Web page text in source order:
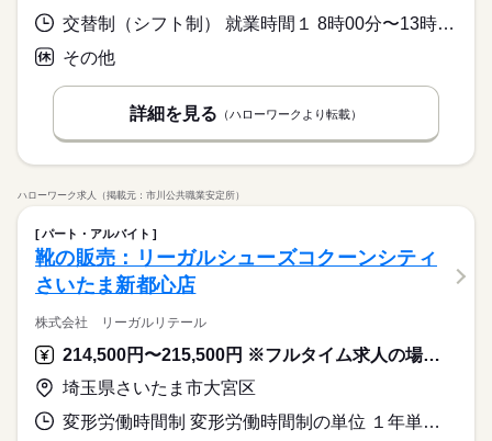
交替制（シフト制） 就業時間１ 8時00分〜13時00分 就業時間２ 13時00分〜17時00分 就業時間３ 17時00分〜22時00分 又は 8時00分〜22時00分の時間の間の4時間以上 就業時間に関する特記事項 就業日数・曜日・時間
その他
詳細を見る （ハローワークより転載）
ハローワーク求人（掲載元：市川公共職業安定所）
パート・アルバイト
靴の販売：リーガルシューズコクーンシティ
さいたま新都心店
株式会社 リーガルリテール
214,500円〜215,500円 ※フルタイム求人の場合は月額（換算額）、パート求人の場合は時間額を表示しています。
埼玉県さいたま市大宮区
変形労働時間制 変形労働時間制の単位 １年単位 又は 9時40分〜21時10分の時間の間の8時間程度 就業時間に関する特記事項 シフト制